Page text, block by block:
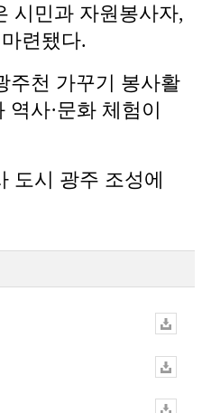
시민과 자원봉사자,
련됐다.
주천 가꾸기 봉사활
사·문화 체험이
도시 광주 조성에